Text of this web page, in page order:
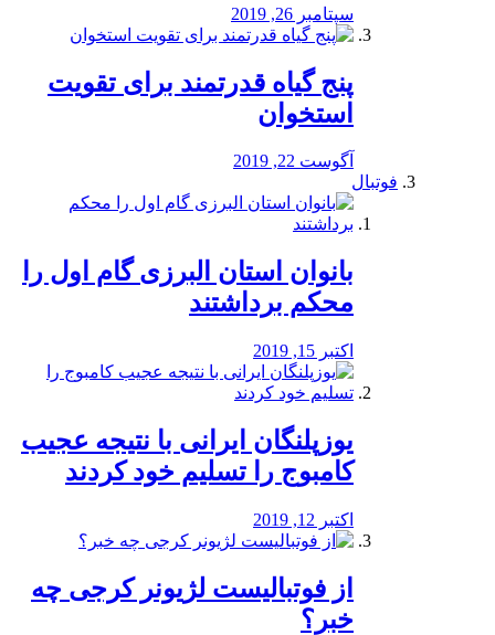
سپتامبر 26, 2019
پنج گیاه قدرتمند برای تقویت
استخوان
آگوست 22, 2019
فوتبال
بانوان استان البرزی گام اول را
محكم برداشتند
اکتبر 15, 2019
یوزپلنگان ایرانی با نتیجه عجیب
کامبوج را تسلیم خود کردند
اکتبر 12, 2019
از فوتبالیست لژیونر کرجی چه
خبر؟